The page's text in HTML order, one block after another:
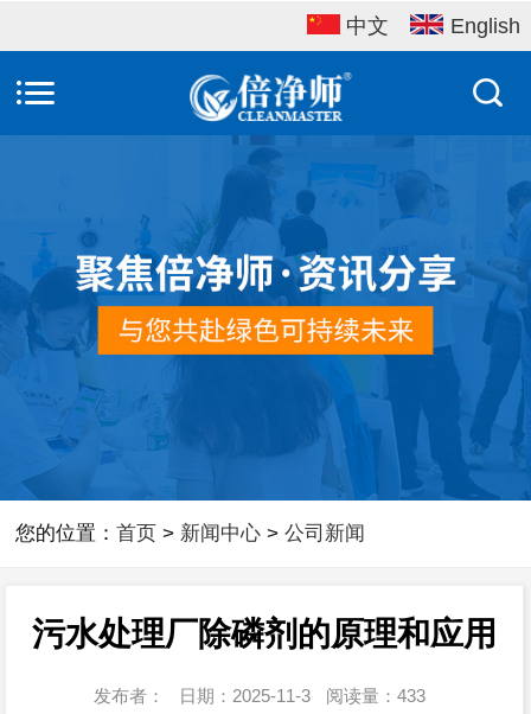
中文 English
您的位置：首页 > 新闻中心 >公司新闻
污水处理厂除磷剂的原理和应用
发布者： 日期：2025-11-3 阅读量： 433